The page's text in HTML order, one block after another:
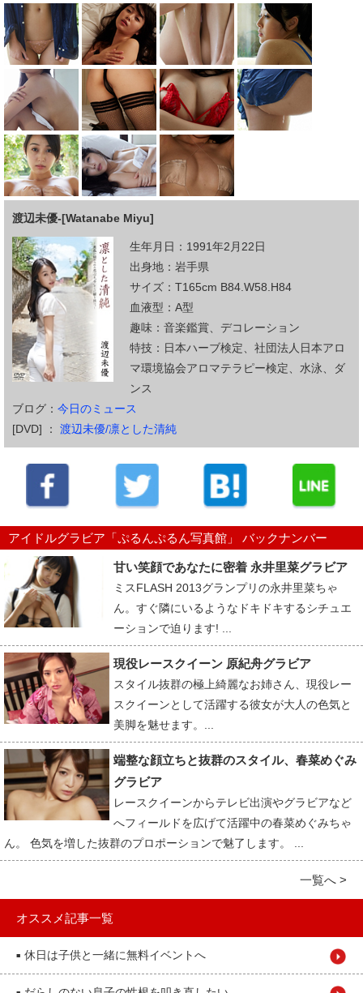
渡辺未優-[Watanabe Miyu]
生年月日：1991年2月22日
出身地：岩手県
サイズ：T165cm B84.W58.H84
血液型：A型
趣味：音楽鑑賞、デコレーション
特技：日本ハーブ検定、社団法人日本アロ
マ環境協会アロマテラピー検定、水泳、ダ
ンス
ブログ： 今日のミュース
[DVD] ：
渡辺未優/凛とした清純
アイドルグラビア「ぷるんぷるん写真館」 バックナンバー
甘い笑顔であなたに密着 永井里菜グラビア
ミスFLASH 2013グランプリの永井里菜ちゃ
ん。すぐ隣にいるようなドキドキするシチュエ
ーションで迫ります! ...
現役レースクイーン 原紀舟グラビア
スタイル抜群の極上綺麗なお姉さん、現役レー
スクイーンとして活躍する彼女が大人の色気と
美脚を魅せます。...
端整な顔立ちと抜群のスタイル、春菜めぐみ
グラビア
レースクイーンからテレビ出演やグラビアなど
へフィールドを広げて活躍中の春菜めぐみちゃ
ん。 色気を増した抜群のプロポーションで魅了します。 ...
一覧へ >
オススメ記事一覧
■ 休日は子供と一緒に無料イベントへ